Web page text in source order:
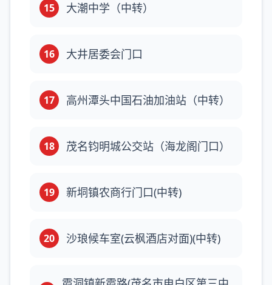
15 大潮中学（中转）
16 大井居委会门口
17 高州潭头中国石油加油站（中转）
18 茂名钧明城公交站（海龙阁门口）
19 新垌镇农商行门口(中转)
20 沙琅候车室(云枫酒店对面)(中转)